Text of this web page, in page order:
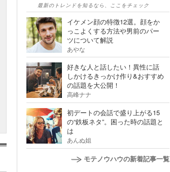
最新のトレンドを知るなら、ここをチェック
イケメン顔の特徴12選。顔をか
っこよくする方法や男前のパー
ツについて解説
あやな
好きな人と話したい！異性に話
しかけるきっかけ作り&おすすめ
の話題を大公開！
高峰ナナ
初デートの会話で盛り上がる15
の“鉄板ネタ”。困った時の話題と
は
あんぬ姐
モテノウハウの新着記事一覧